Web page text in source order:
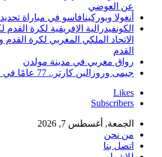
عن العوضي
أنغولا وبوركينافاسو في مباراة
الكونفيدرالية الإفريقية لكرة
الاتحاد الملكي المغربي لكرة القدم
القدم
رواق مغربي في مدينة مولدن
جيمى وروزالين كارتر.. 77 عامًا في القفص الذهبي
Likes
Subscribers
الجمعة, أغسطس 7, 2026
من نحن
اتصل بنا